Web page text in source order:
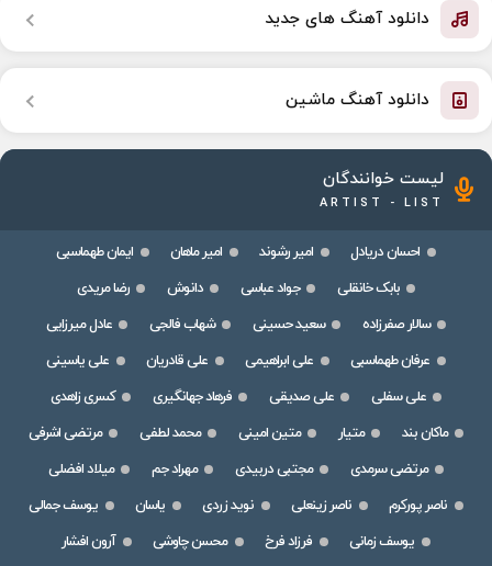
دانلود آهنگ های جدید
دانلود آهنگ ماشین
لیست خوانندگان
ARTIST - LIST
احسان دریادل امیر رشوند امیر ماهان
ایمان طهماسبی
بابک خانقلی
جواد عباسی دانوش
رضا مریدی
سالار صفرزاده
سعید حسینی شهاب فالجی
عادل میرزایی
عرفان طهماسبی
علی ابراهیمی علی قادریان
علی یاسینی
علی سفلی
علی صدیقی فرهاد جهانگیری
کسری زاهدی
ماکان بند
متیار متین امینی محمد لطفی
مرتضی اشرفی
مرتضی سرمدی
مجتبی دربیدی مهراد جم
میلاد افضلی
ناصر پورکرم
ناصر زینعلی نوید زردی یاسان
یوسف جمالی
یوسف زمانی
فرزاد فرخ محسن چاوشی
آرون افشار